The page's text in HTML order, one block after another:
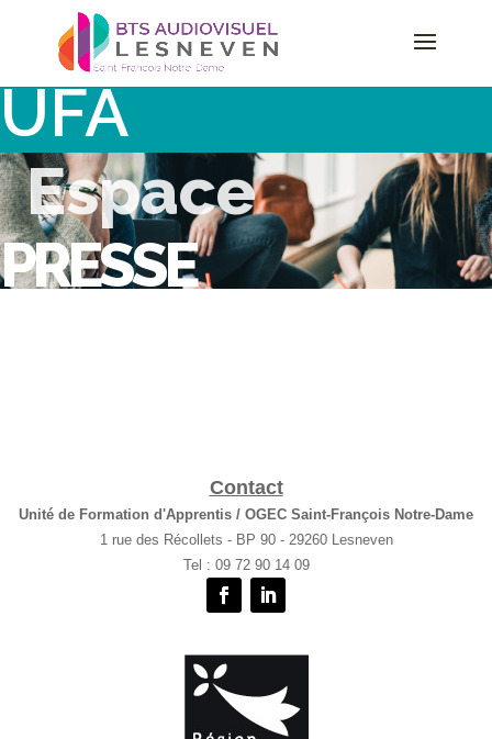
UFA
Espace
PRESSE
Contact
Unité de Formation d'Apprentis / OGEC Saint-François Notre-Dame
1 rue des Récollets - BP 90 - 29260 Lesneven
Tel : 09 72 90 14 09